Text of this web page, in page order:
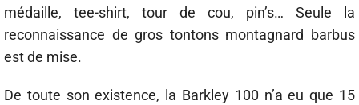
médaille, tee-shirt, tour de cou, pin’s… Seule la
reconnaissance de gros tontons montagnard barbus
est de mise.
De toute son existence, la Barkley 100 n’a eu que 15